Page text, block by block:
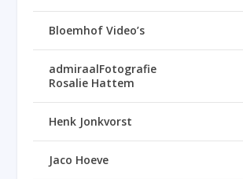
Bloemhof Video’s
admiraalFotografie
Rosalie Hattem
Henk Jonkvorst
Jaco Hoeve